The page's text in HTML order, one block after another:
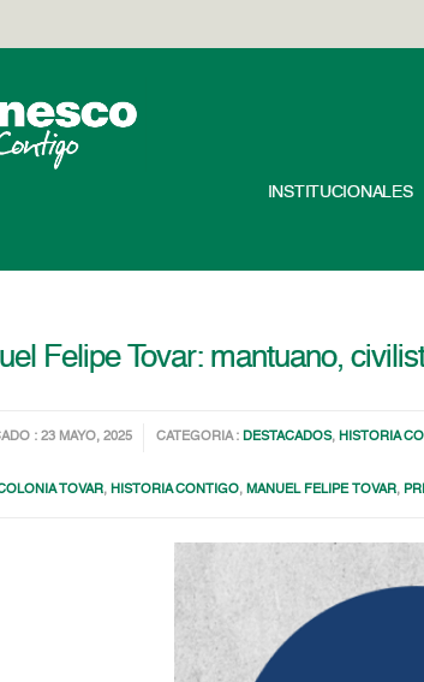
INSTITUCIONALES
Felipe Tovar: mantuano,
: 23 MAYO, 2025 CATEGORIA : DESTACADOS, HISTORIA
TOVAR, HISTORIA CONTIGO, MANUEL FELIPE TOVAR,